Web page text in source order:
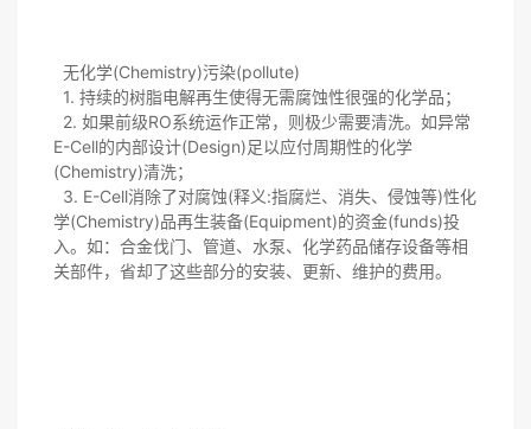
无化学(Chemistry)污染(pollute)
1. 持续的树脂电解再生使得无需腐蚀性很强的化学品；
2. 如果前级RO系统运作正常，则极少需要清洗。如异常
E-Cell的内部设计(Design)足以应付周期性的化学
(Chemistry)清洗；
3. E-Cell消除了对腐蚀(释义:指腐烂、消失、侵蚀等)性化
学(Chemistry)品再生装备(Equipment)的资金(funds)投
入。如：合金伐门、管道、水泵、化学药品储存设备等相
关部件，省却了这些部分的安装、更新、维护的费用。